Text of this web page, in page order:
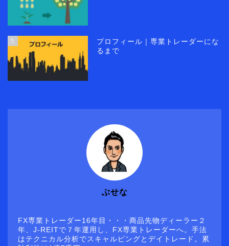
5
プロフィール｜専業トレーダーにな
るまで
ぶせな
FX専業トレーダー16年目・・・商品先物ディーラー２
年、J-REITで７年運用し、FX専業トレーダーへ。手法
はテクニカル分析でスキャルピングとデイトレード。累